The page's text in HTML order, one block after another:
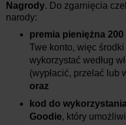
Nagrody. Do zgarnięcia
narody:
premia pieniężna 200
Twe konto, więc
wykorzystać według
(wypłacić, przelać lub
oraz
kod do
Goodie, który